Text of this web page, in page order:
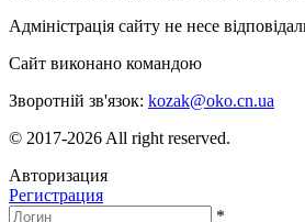
Адміністрація сайту не несе
Сайт виконано командою
Зворотній зв'язок: kozak@oko.cn.ua
© 2017-2026 All right reserved.
Авторизация
Регистрация
*